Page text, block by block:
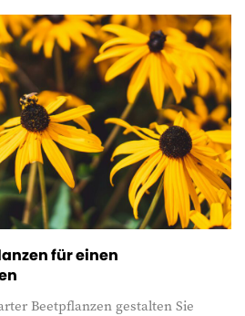
für einen
Beetpflanzen gestalten Sie